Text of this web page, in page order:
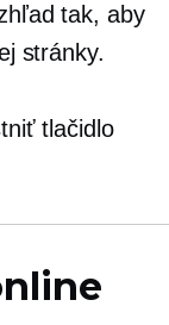
tak, aby
stránky.
tlačidlo